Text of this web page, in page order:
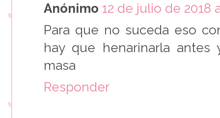
Anónimo 12 de julio de 2018
Para que no suceda eso
hay que henarinarla
masa
Responder